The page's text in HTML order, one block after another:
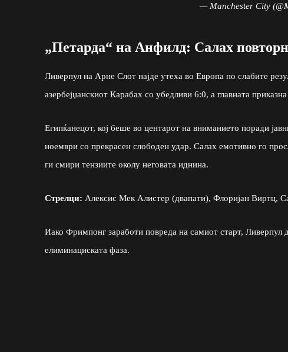
— Manchester City
„Петарда“ на Анфилд: Салах
Ливерпул на Арне Слот најде утеха во Европа по слабите
азербејџанскиот Карабах со убедливи 6:0, а главната
Египќанецот, кој беше во центарот на вниманието поради
ноември со прекрасен слободен удар. Салах емотивно го
ги смири тензиите околу неговата иднина.
Стрелци: Алексис Мек Алистер (двапати), Флоријан Виртц,
Иако Фримпонг заработи повреда на самиот старт, Ливерпул
елиминациската фаза.